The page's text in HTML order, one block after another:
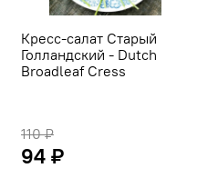
Кресс-салат Старый
Голландский - Dutch
Broadleaf Cress
110 ₽
94 ₽